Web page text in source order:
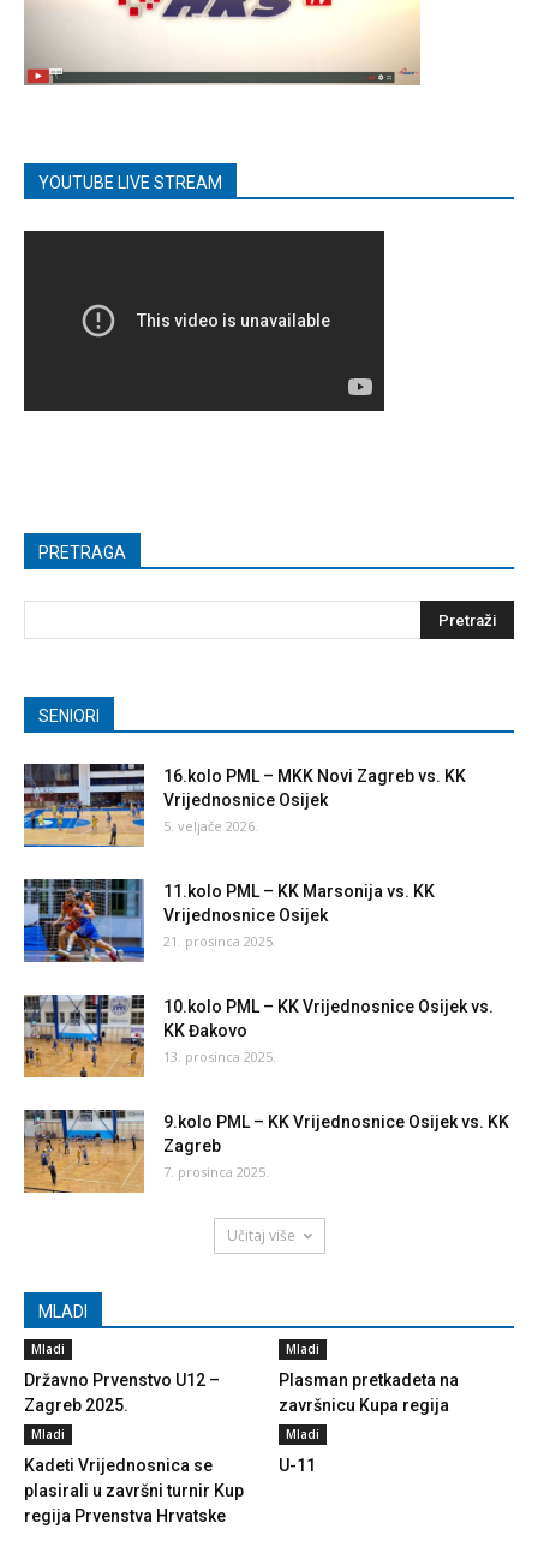
YOUTUBE LIVE STREAM
PRETRAGA
SENIORI
16.kolo PML – MKK Novi Zagreb vs. KK
Vrijednosnice Osijek
5. veljače 2026.
11.kolo PML – KK Marsonija vs. KK
Vrijednosnice Osijek
21. prosinca 2025.
10.kolo PML – KK Vrijednosnice Osijek vs.
KK Đakovo
13. prosinca 2025.
9.kolo PML – KK Vrijednosnice Osijek vs. KK
Zagreb
7. prosinca 2025.
Učitaj više
MLADI
Mladi
Državno Prvenstvo U12 –
Zagreb 2025.
Mladi
Plasman pretkadeta na
završnicu Kupa regija
Mladi
Kadeti Vrijednosnica se
plasirali u završni turnir Kup
regija Prvenstva Hrvatske
Mladi
U-11